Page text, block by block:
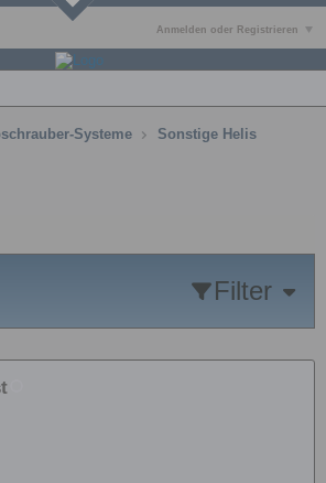
Anmelden oder Registrieren
Systeme Sonstige Helis
Filter